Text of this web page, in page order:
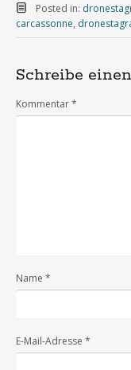
Posted in:
carcassonne,
Schreibe
Kommentar*
Name *
E-Mail-Adresse *